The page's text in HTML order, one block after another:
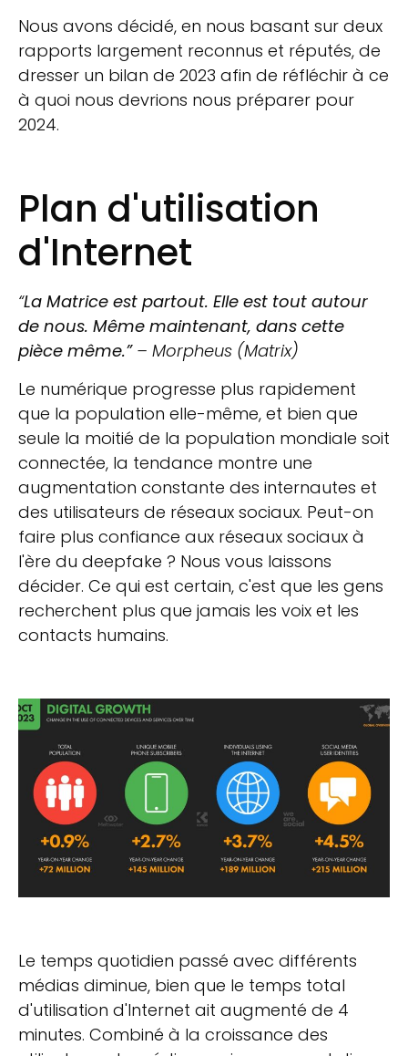
Nous avons décidé, en nous basant sur deux
rapports largement reconnus et réputés, de
dresser un bilan de 2023 afin de réfléchir à ce
à quoi nous devrions nous préparer pour
2024.
Plan d'utilisation
d'Internet
“La Matrice est partout. Elle est tout autour
de nous. Même maintenant, dans cette
pièce même.” – Morpheus (Matrix)
Le numérique progresse plus rapidement
que la population elle-même, et bien que
seule la moitié de la population mondiale soit
connectée, la tendance montre une
augmentation constante des internautes et
des utilisateurs de réseaux sociaux. Peut-on
faire plus confiance aux réseaux sociaux à
l'ère du deepfake ? Nous vous laissons
décider. Ce qui est certain, c'est que les gens
recherchent plus que jamais les voix et les
contacts humains.
Le temps quotidien passé avec différents
médias diminue, bien que le temps total
d'utilisation d'Internet ait augmenté de 4
minutes. Combiné à la croissance des